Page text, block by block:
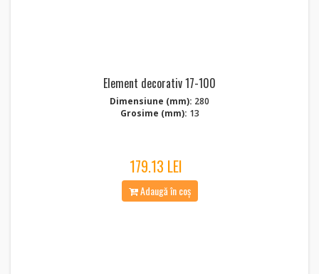
Element decorativ 17-100
Dimensiune (mm): 280
Grosime (mm): 13
179.13 LEI
Adaugă în coș